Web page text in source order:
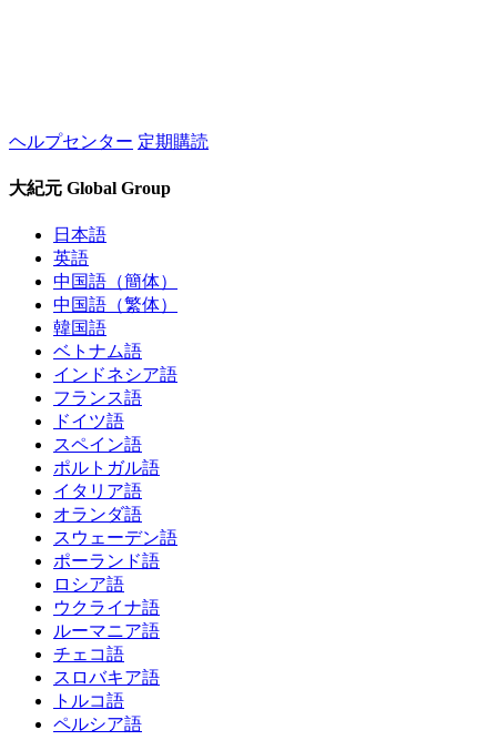
ヘルプセンター 定期購読
大紀元 Global Group
日本語
英語
中国語（簡体）
中国語（繁体）
韓国語
ベトナム語
インドネシア語
フランス語
ドイツ語
スペイン語
ポルトガル語
イタリア語
オランダ語
スウェーデン語
ポーランド語
ロシア語
ウクライナ語
ルーマニア語
チェコ語
スロバキア語
トルコ語
ペルシア語